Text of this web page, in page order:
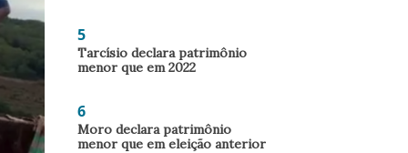
5
Tarcísio declara patrimônio
menor que em 2022
6
Moro declara patrimônio
menor que em eleição anterior